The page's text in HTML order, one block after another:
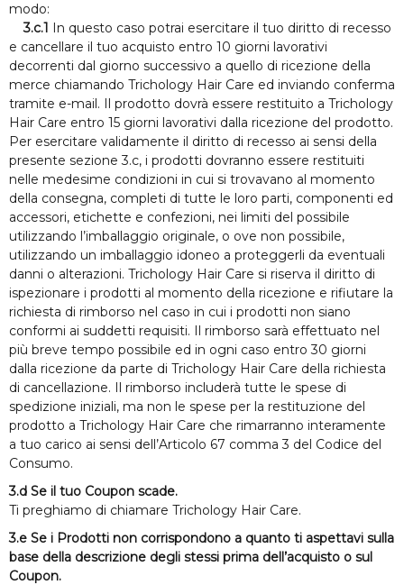
modo:
3.c.1 In questo caso potrai esercitare il tuo diritto di recesso
e cancellare il tuo acquisto entro 10 giorni lavorativi
decorrenti dal giorno successivo a quello di ricezione della
merce chiamando Trichology Hair Care ed inviando conferma
tramite e-mail. Il prodotto dovrà essere restituito a Trichology
Hair Care entro 15 giorni lavorativi dalla ricezione del prodotto.
Per esercitare validamente il diritto di recesso ai sensi della
presente sezione 3.c, i prodotti dovranno essere restituiti
nelle medesime condizioni in cui si trovavano al momento
della consegna, completi di tutte le loro parti, componenti ed
accessori, etichette e confezioni, nei limiti del possibile
utilizzando l’imballaggio originale, o ove non possibile,
utilizzando un imballaggio idoneo a proteggerli da eventuali
danni o alterazioni. Trichology Hair Care si riserva il diritto di
ispezionare i prodotti al momento della ricezione e rifiutare la
richiesta di rimborso nel caso in cui i prodotti non siano
conformi ai suddetti requisiti. Il rimborso sarà effettuato nel
più breve tempo possibile ed in ogni caso entro 30 giorni
dalla ricezione da parte di Trichology Hair Care della richiesta
di cancellazione. Il rimborso includerà tutte le spese di
spedizione iniziali, ma non le spese per la restituzione del
prodotto a Trichology Hair Care che rimarranno interamente
a tuo carico ai sensi dell’Articolo 67 comma 3 del Codice del
Consumo.
3.d Se il tuo Coupon scade.
Ti preghiamo di chiamare Trichology Hair Care.
3.e Se i Prodotti non corrispondono a quanto ti aspettavi sulla
base della descrizione degli stessi prima dell’acquisto o sul
Coupon.